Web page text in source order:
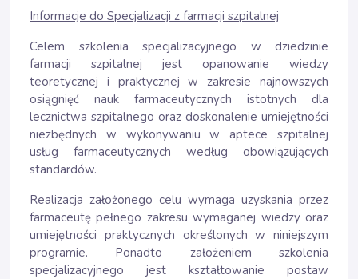
Informacje do Specjalizacji z farmacji szpitalnej
Celem szkolenia specjalizacyjnego w dziedzinie
farmacji szpitalnej jest opanowanie wiedzy
teoretycznej i praktycznej w zakresie najnowszych
osiągnięć nauk farmaceutycznych istotnych dla
lecznictwa szpitalnego oraz doskonalenie umiejętności
niezbędnych w wykonywaniu w aptece szpitalnej
usług farmaceutycznych według obowiązujących
standardów.
Realizacja założonego celu wymaga uzyskania przez
farmaceutę pełnego zakresu wymaganej wiedzy oraz
umiejętności praktycznych określonych w niniejszym
programie. Ponadto założeniem szkolenia
specjalizacyjnego jest kształtowanie postaw